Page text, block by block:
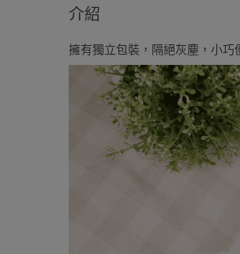
介紹
擁有獨立包裝，隔絕灰塵，小巧